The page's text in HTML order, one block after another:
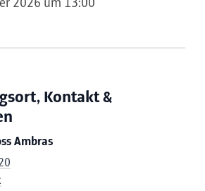
2026 um 13:00
Kontakt &
Ambras